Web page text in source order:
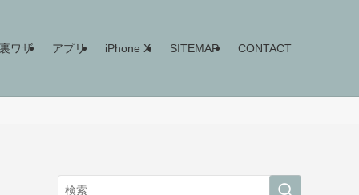
ワザ アプリ iPhone X SITEMAP CONTACT